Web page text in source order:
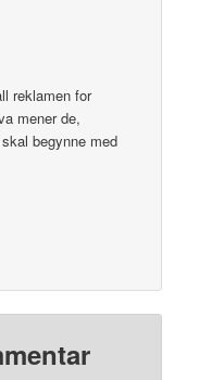
reklamen for
mener de,
begynne med